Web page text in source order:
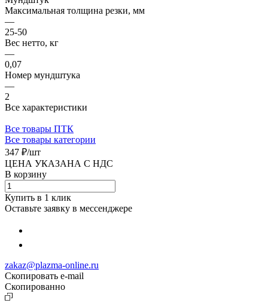
Максимальная толщина резки, мм
—
25-50
Вес нетто, кг
—
0,07
Номер мундштука
—
2
Все характеристики
Все товары ПТК
Все товары категории
347 ₽/шт
ЦЕНА УКАЗАНА С НДС
В корзину
Купить в 1 клик
Оставьте заявку в мессенджере
zakaz@plazma-online.ru
Скопировать e-mail
Cкопированно